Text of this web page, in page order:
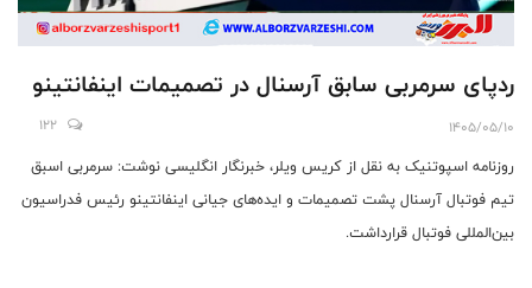
ردپای سرمربی سابق آرسنال در تصمیمات اینفانتینو
1405/05/10
122
روزنامه اسپوتنیک به نقل از کریس ویلر، خبرنگار انگلیسی نوشت: سرمربی اسبق
تیم فوتبال آرسنال پشت تصمیمات و ایده‌های جیانی اینفانتینو رئیس فدراسیون
بین‌المللی فوتبال قرارداشت.